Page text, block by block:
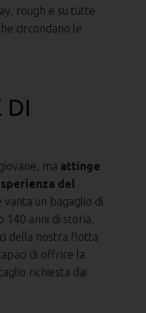
rough e su tutte
circondano le
DI
ma attinge
del
vanta un bagaglio di
140 anni di storia.
della nostra flotta
di offrire la
richiesta dai